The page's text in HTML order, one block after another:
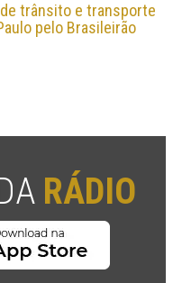
trânsito e transporte
pelo Brasileirão
RÁDIO